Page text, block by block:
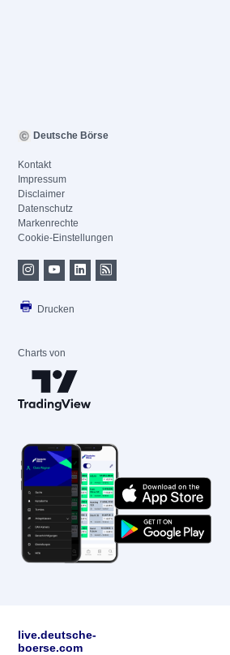
Deutsche Börse
Kontakt
Impressum
Disclaimer
Datenschutz
Markenrechte
Cookie-Einstellungen
Drucken
Charts von
live.deutsche-
boerse.com